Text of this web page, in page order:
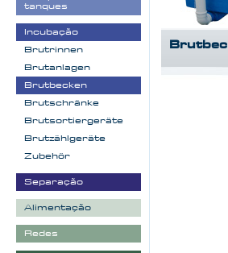
tanques
Incubação
Brutrinnen
Brutanlagen
Brutbecken
Brutschränke
Brutsortiergeräte
Brutzählgeräte
Zubehör
Separação
Alimentação
Redes